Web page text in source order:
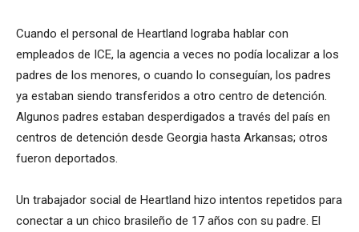
Cuando el personal de Heartland lograba hablar con
empleados de ICE, la agencia a veces no podía localizar a los
padres de los menores, o cuando lo conseguían, los padres
ya estaban siendo transferidos a otro centro de detención.
Algunos padres estaban desperdigados a través del país en
centros de detención desde Georgia hasta Arkansas; otros
fueron deportados.
Un trabajador social de Heartland hizo intentos repetidos para
conectar a un chico brasileño de 17 años con su padre. El